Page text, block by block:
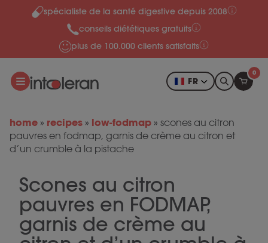
Skip to content
spécialiste de la santé digestive depuis 2008
conseils diététiques gratuits
plus de 100.000 clients satisfaits
FR
0
home » recipes » low-fodmap » scones au citron
pauvres en fodmap, garnis de crème au citron et
d’un crumble à la pistache
Scones au citron
pauvres en FODMAP,
garnis de crème au